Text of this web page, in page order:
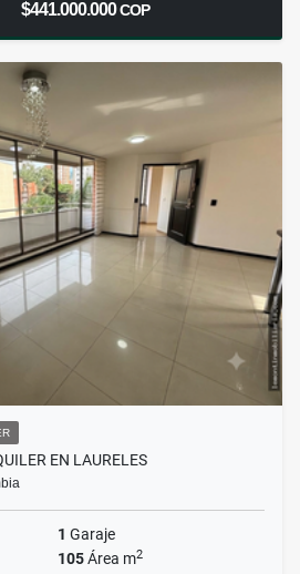
$441.000.000COP
EN LAURELES
1 Garaje
105Área m2